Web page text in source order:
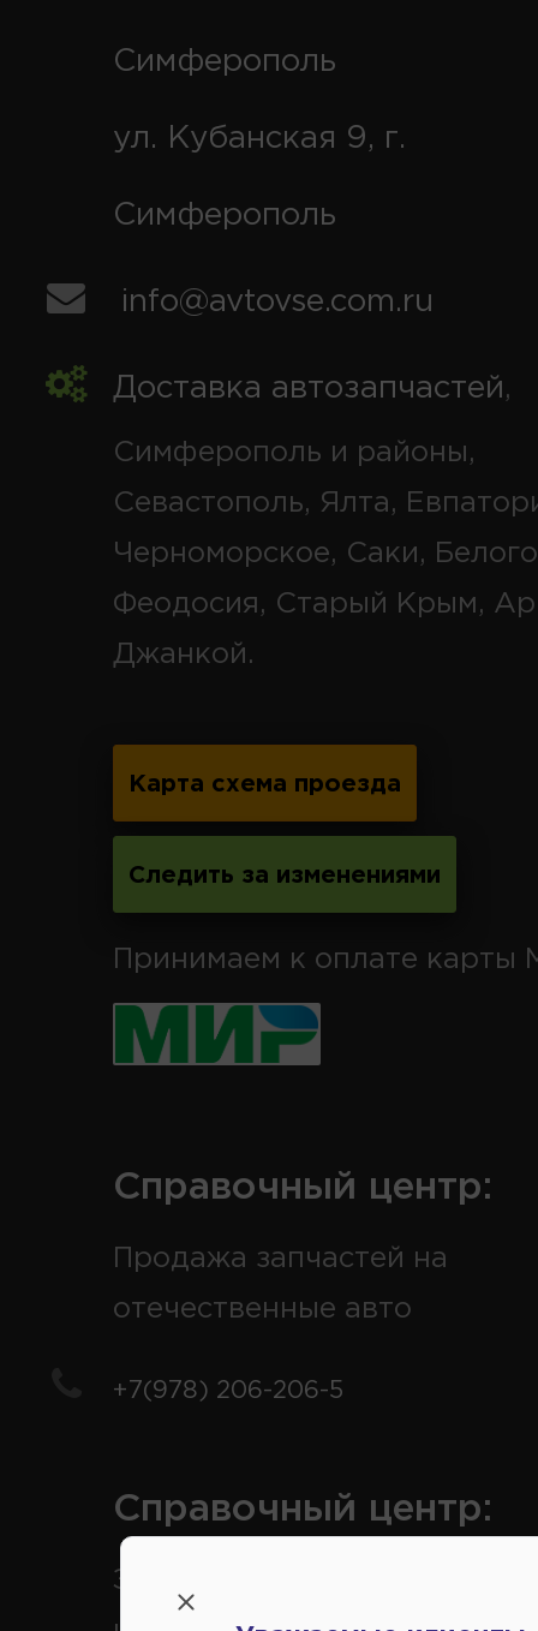
Симферополь
ул. Кубанская 9, г.
Симферополь
info@avtovse.com.ru
Доставка автозапчастей,
Симферополь и районы,
Севастополь, Ялта,
Черноморское, Саки,
Феодосия, Старый Крым,
Джанкой.
Карта схема проезда
Следить за изменениями
Принимаем к оплате карты
Справочный центр:
Продажа запчастей на
отечественные авто
+7(978) 206-206-5
Справочный центр:
Заказ шин, дисков,